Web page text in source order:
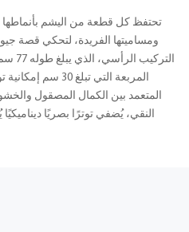
تحتفظ كل قطعة من اليشم بأنماطها
ومساميتها الفريدة، لتحكي قصة
المربعة التي تبلغ
المتعمد بين الكمال المصقول
النقي، يُضفي توترًا بصريًا